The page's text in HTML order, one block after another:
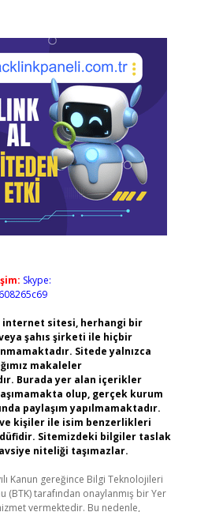
Skype:
internet sitesi, herhangi bir
şahıs şirketi ile hiçbir
Sitede yalnızca
makaleler
Burada yer alan içerikler
olup, gerçek kurum
paylaşım yapılmamaktadır.
kişiler ile isim benzerlikleri
Sitemizdeki bilgiler taslak
niteliği taşımazlar.
Kanun gereğince Bilgi Teknolojileri
(BTK) tarafından onaylanmış bir Yer
vermektedir. Bu nedenle,